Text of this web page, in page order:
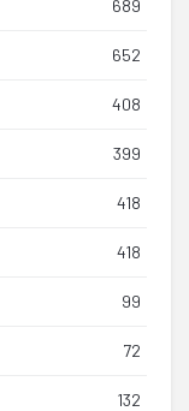
689
652
408
399
418
418
99
72
132